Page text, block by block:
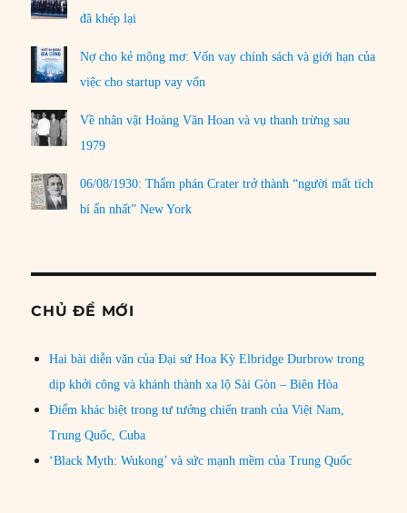
đã khép lại
Nợ cho kẻ mộng mơ: Vốn vay chính sách và giới hạn của
việc cho startup vay vốn
Về nhân vật Hoàng Văn Hoan và vụ thanh trừng sau
1979
06/08/1930: Thẩm phán Crater trở thành “người mất tích
bí ẩn nhất” New York
CHỦ ĐỀ MỚI
Hai bài diễn văn của Đại sứ Hoa Kỳ Elbridge Durbrow trong
dịp khởi công và khánh thành xa lộ Sài Gòn – Biên Hòa
Điểm khác biệt trong tư tưởng chiến tranh của Việt Nam,
Trung Quốc, Cuba
‘Black Myth: Wukong’ và sức mạnh mềm của Trung Quốc